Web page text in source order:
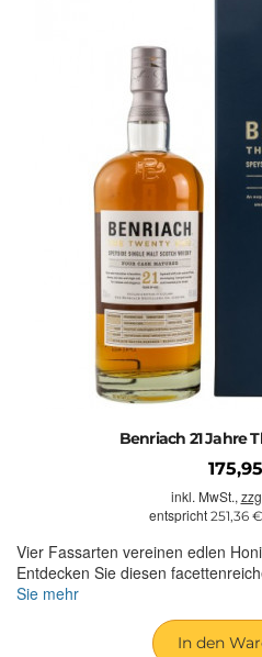
Benriach 21 Jahre
inkl. MwSt.,
entspricht 251,36 €
Vier Fassarten vereinen edlen
Entdecken Sie diesen
Sie mehr
In den